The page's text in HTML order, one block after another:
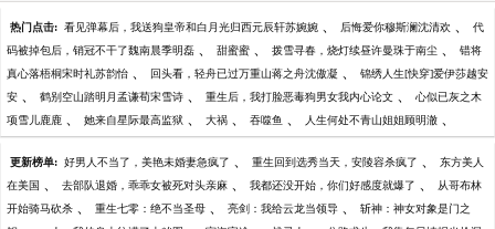
热门点击: 看见弹幕后，我送狗皇帝和白月光归西元辰轩苏婉婉 、 后悔爱你穆斯澜沈清欢 、 代
码被掉包后，销冠不干了魏南晨季明磊 、 甜蜜蜜 、 拨雪寻春，烧灯续昼许曼珠于南尘 、 错将
真心落梧桐宋时礼苏韵怡 、 回头看，轻舟已过万重山蒋之舟沈傲凝 、 锦绣人生[快穿]爱伊莎越安
安 、 鹤别空山踏明月孟谦荀宋雪诗 、 重生后，我打脸恶毒狗男女我内心论文 、 心似已灰之木
项雪儿鹿鹿 、 她来自星际最高监狱 、 大祸 、 吞噬鱼 、 人生何处不青山姐姐顾明澈 、
更新榜单: 好男人不当了，美艳未婚妻急疯了 、 重生回到选秀当天，安陵容杀疯了 、 东方美人
在美国 、 去部队退婚，乖乖女被死对头亲麻 、 我都还没开始，你们好感度就爆了 、 从哥布林
开始骑马砍杀 、 重生七零：绝不当圣母 、 亮剑：我给云龙当领导 、 斩神：神女对象是门之